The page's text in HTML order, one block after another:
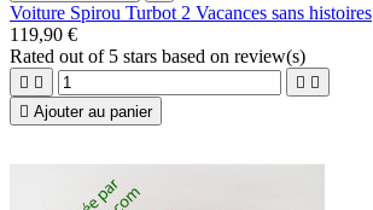
Voiture Spirou Turbot 2 Vacances sans histoires
119,90 €
Rated out of 5 stars based on review(s)
   
 Ajouter au panier